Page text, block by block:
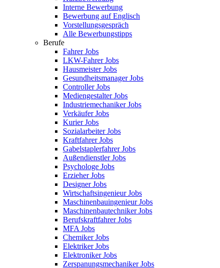
Interne Bewerbung
Bewerbung auf Englisch
Vorstellungsgespräch
Alle Bewerbungstipps
Berufe
Fahrer Jobs
LKW-Fahrer Jobs
Hausmeister Jobs
Gesundheitsmanager Jobs
Controller Jobs
Mediengestalter Jobs
Industriemechaniker Jobs
Verkäufer Jobs
Kurier Jobs
Sozialarbeiter Jobs
Kraftfahrer Jobs
Gabelstaplerfahrer Jobs
Außendienstler Jobs
Psychologe Jobs
Erzieher Jobs
Designer Jobs
Wirtschaftsingenieur Jobs
Maschinenbauingenieur Jobs
Maschinenbautechniker Jobs
Berufskraftfahrer Jobs
MFA Jobs
Chemiker Jobs
Elektriker Jobs
Elektroniker Jobs
Zerspanungsmechaniker Jobs